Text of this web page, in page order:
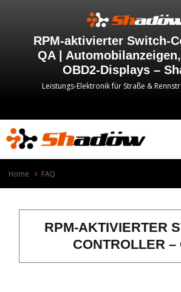
RPM-aktivierter Switch-
QA |
OBD2-Displays –
Leistungs-Elektronik für Straße &
Home FAQ
RPM-AKTIVIERTER
CONTROLLER –